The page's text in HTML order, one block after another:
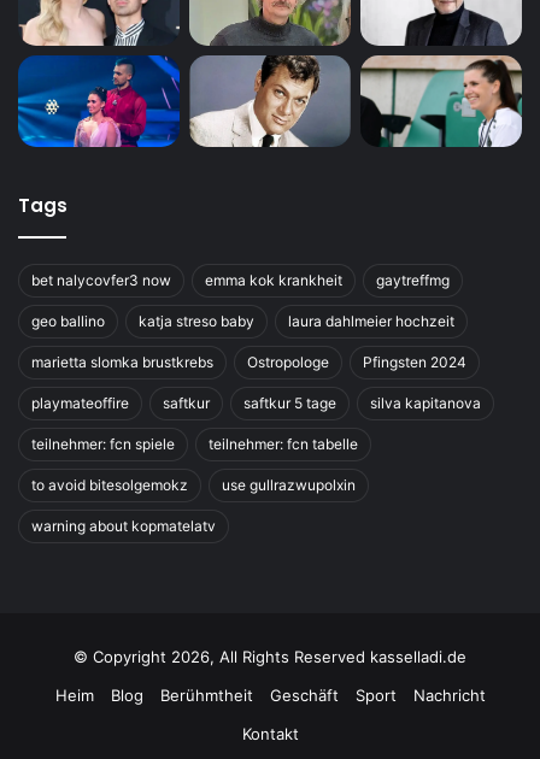
Tags
bet nalycovfer3 now emma kok krankheit gaytreffmg
geo ballino katja streso baby laura dahlmeier hochzeit
marietta slomka brustkrebs Ostropologe Pfingsten 2024
playmateoffire saftkur saftkur 5 tage silva kapitanova
teilnehmer: fcn spiele teilnehmer: fcn tabelle
to avoid bitesolgemokz use gullrazwupolxin
warning about kopmatelatv
© Copyright 2026, All Rights Reserved kasselladi.de
Heim
Blog Berühmtheit Geschäft Sport
Nachricht
Kontakt